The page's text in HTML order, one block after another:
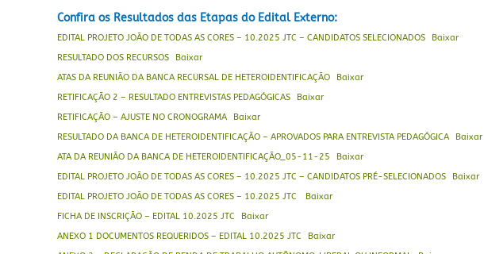
Confira os Resultados das Etapas do Edital Externo:
EDITAL PROJETO JOÃO DE TODAS AS CORES – 10.2025 JTC – CANDIDATOS SELECIONADOS
Baixar
RESULTADO DOS RECURSOS
Baixar
ATAS DA REUNIÃO DA BANCA RECURSAL DE HETEROIDENTIFICAÇÃO
Baixar
RETIFICAÇÃO 2 – RESULTADO ENTREVISTAS PEDAGÓGICAS
Baixar
RETIFICAÇÃO – AJUSTE NO CRONOGRAMA
Baixar
RESULTADO DA BANCA DE HETEROIDENTIFICAÇÃO – APROVADOS PARA ENTREVISTA PEDAGÓGICA
Baixar
ATA DA REUNIÃO DA BANCA DE HETEROIDENTIFICAÇÃO_05-11-25
Baixar
EDITAL PROJETO JOÃO DE TODAS AS CORES – 10.2025 JTC – CANDIDATOS PRÉ-SELECIONADOS
Baixar
EDITAL PROJETO JOÃO DE TODAS AS CORES – 10.2025 JTC
Baixar
FICHA DE INSCRIÇÃO – EDITAL 10.2025 JTC
Baixar
ANEXO 1 DOCUMENTOS REQUERIDOS – EDITAL 10.2025 JTC
Baixar